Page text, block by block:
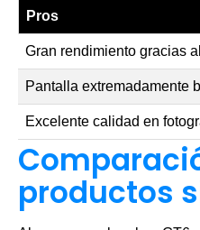
Pros
Gran rendimiento gracias
Pantalla extremadamente
Excelente calidad en
productos